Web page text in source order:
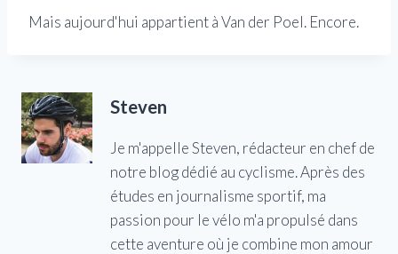
Mais aujourd'hui appartient à Van der Poel. Encore.
Steven
Je m'appelle Steven, rédacteur en chef de
notre blog dédié au cyclisme. Après des
études en journalisme sportif, ma
passion pour le vélo m'a propulsé dans
cette aventure où je combine mon amour